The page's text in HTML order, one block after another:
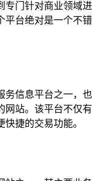
专门针对商业领域进
平台绝对是一个不错
务信息平台之一，也
网站。该平台不仅有
捷的交易功能。